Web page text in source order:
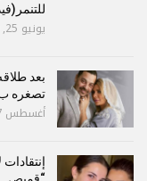
يونيو 25, 2020
بعد
تصغره ب 30
أغسطس 17, 2020
“قميص…